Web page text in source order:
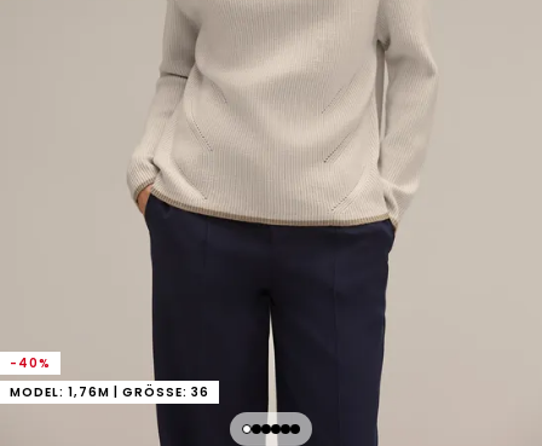
-40%
MODEL: 1,76M | GRÖSSE: 36